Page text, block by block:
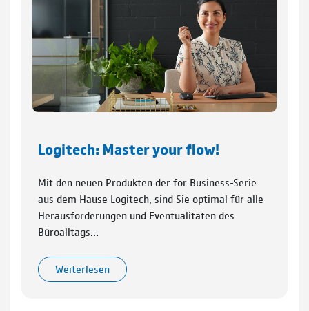
Logitech: Master your flow!
Mit den neuen Produkten der for Business-Serie
aus dem Hause Logitech, sind Sie optimal für alle
Herausforderungen und Eventualitäten des
Büroalltags…
Weiterlesen